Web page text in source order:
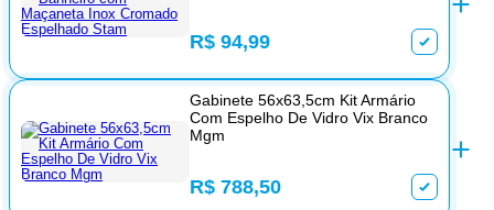
R$ 94,99
Gabinete 56x63,5cm Kit Armário
Com Espelho De Vidro Vix Branco
Mgm
R$ 788,50